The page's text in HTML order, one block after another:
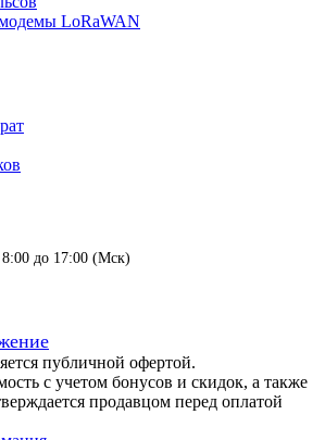
LoRaWAN
до 17:00 (Мск)
публичной офертой.
с учетом бонусов и скидок, а также
продавцом перед оплатой